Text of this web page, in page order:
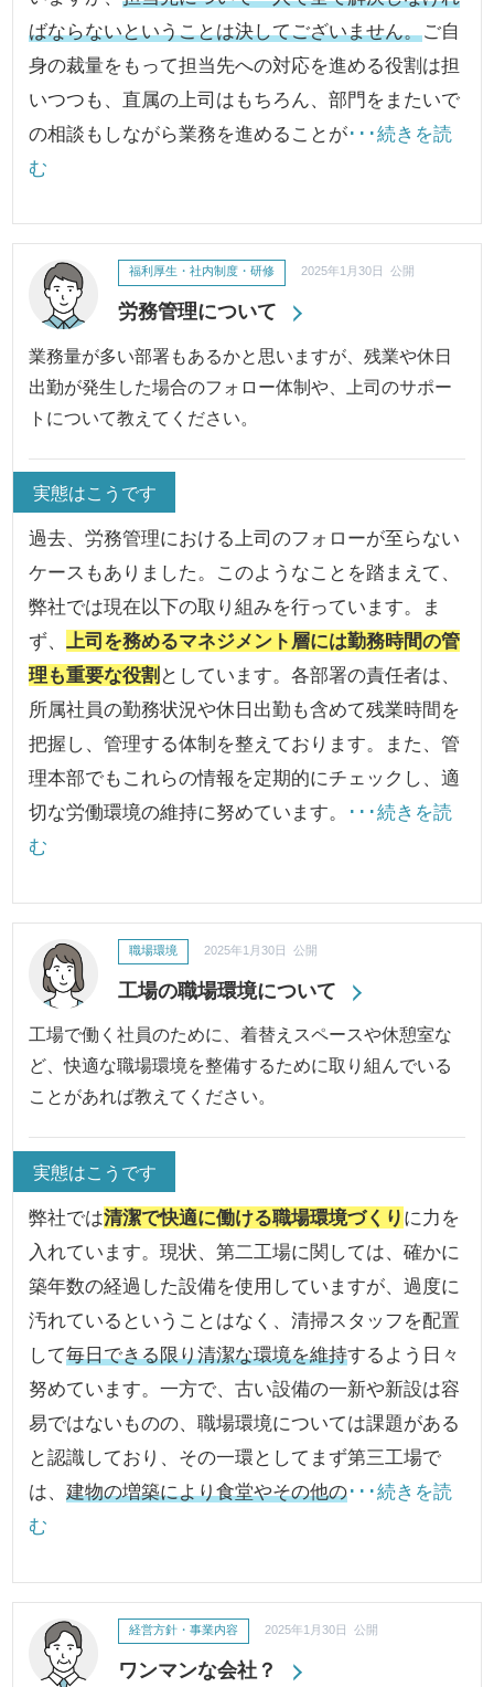
ばならないということは決してございません。ご自
身の裁量をもって担当先への対応を進める役割は担
いつつも、直属の上司はもちろん、部門をまたいで
の相談もしながら業務を進めることが･･･続きを読
む
労務管理について
福利厚生・社内制度・研修 2025年1月30日 公開
業務量が多い部署もあるかと思いますが、残業や休日
出勤が発生した場合のフォロー体制や、上司のサポー
トについて教えてください。
実態はこうです
過去、労務管理における上司のフォローが至らない
ケースもありました。このようなことを踏まえて、
弊社では現在以下の取り組みを行っています。ま
ず、上司を務めるマネジメント層には勤務時間の管
理も重要な役割 としています。各部署の責任者は、
所属社員の勤務状況や休日出勤も含めて残業時間を
把握し、管理する体制を整えております。また、管
理本部でもこれらの情報を定期的にチェックし、適
切な労働環境の維持に努めています。
･･･続きを読
む
工場の職場環境について
職場環境 2025年1月30日 公開
工場で働く社員のために、着替えスペースや休憩室な
ど、快適な職場環境を整備するために取り組んでいる
ことがあれば教えてください。
実態はこうです
弊社では清潔で快適に働ける職場環境づくり に力を
入れています。現状、第二工場に関しては、確かに
築年数の経過した設備を使用していますが、過度に
汚れているということはなく、清掃スタッフを配置
して毎日できる限り清潔な環境を維持するよう日々
努めています。一方で、古い設備の一新や新設は容
易ではないものの、職場環境については課題がある
と認識しており、その一環としてまず第三工場で
は、建物の増築により食堂やその他の･･･続きを読
む
ワンマンな会社？
経営方針・事業内容 2025年1月30日 公開